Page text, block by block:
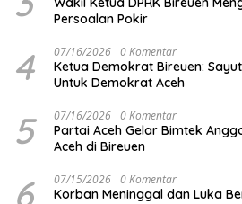
Persoalan Pokir
4 07/16/2026 0 Komentar
Ketua Demokrat Bireuen:
Untuk Demokrat Aceh
5 07/16/2026 0 Komentar
Partai Aceh Gelar Bimtek
Aceh di Bireuen
6 07/15/2026 0 Komentar
Korban Meninggal dan Luka